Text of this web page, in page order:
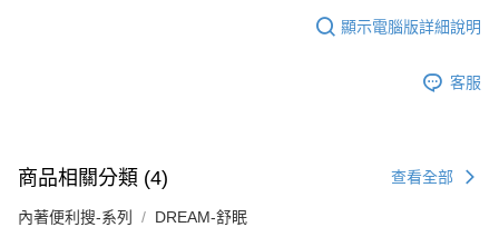
顯示電腦版詳細說明
客服
商品相關分類 (4) 查看全部
內著便利搜-系列 DREAM-舒眠